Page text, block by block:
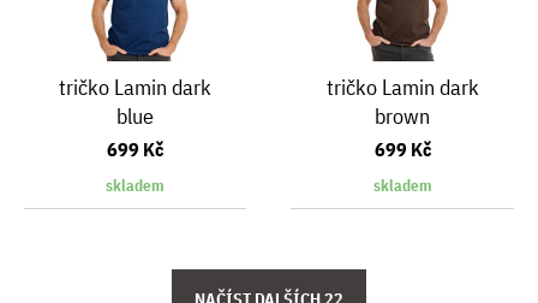
tričko Lamin dark
blue
699 Kč
skladem
tričko Lamin dark
brown
699 Kč
skladem